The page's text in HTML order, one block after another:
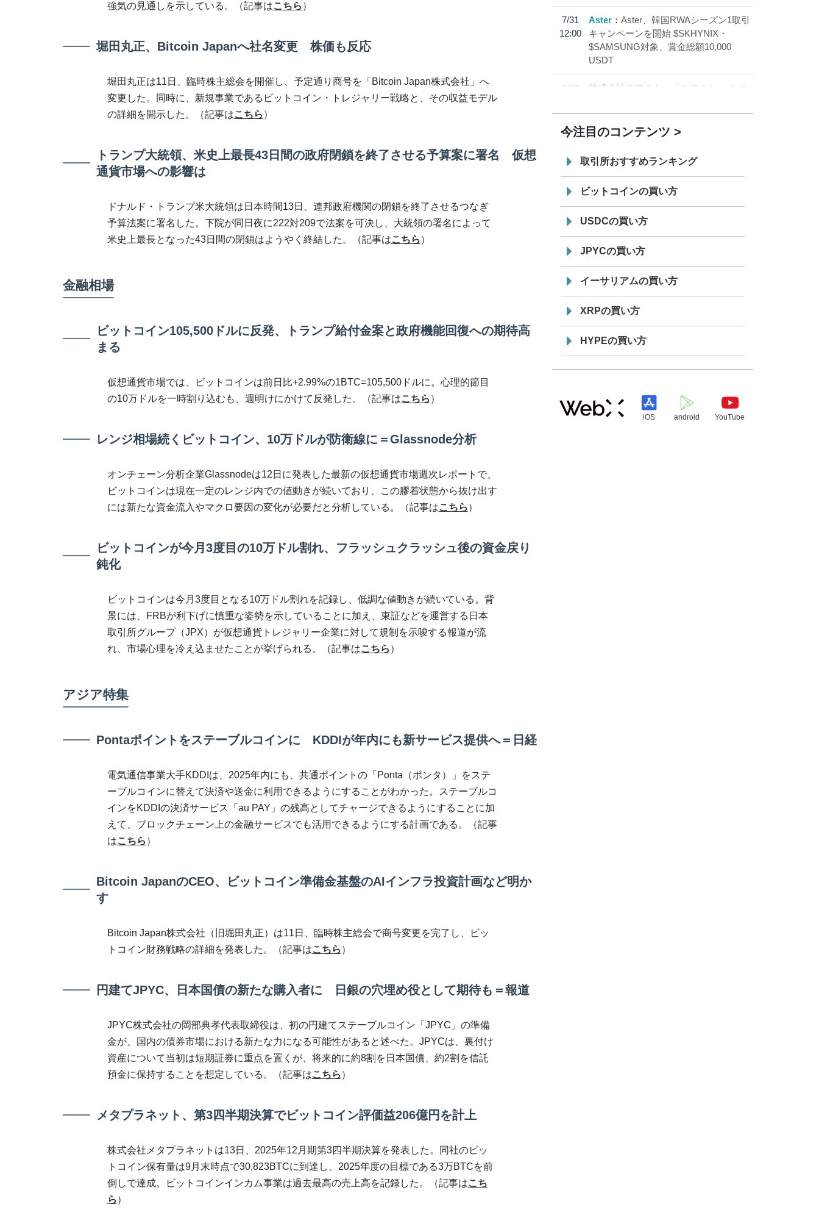
強気の見通しを示している。（記事はこちら ）
堀田丸正、Bitcoin Japanへ社名変更 株価も反応
堀田丸正は11日、臨時株主総会を開催し、予定通り商号を「Bitcoin Japan株式会社」へ
変更した。同時に、新規事業であるビットコイン・トレジャリー戦略と、その収益モデル
の詳細を開示した。（記事はこちら ）
トランプ大統領、米史上最長43日間の政府閉鎖を終了させる予算案に署名 仮想
通貨市場への影響は
ドナルド・トランプ米大統領は日本時間13日、連邦政府機関の閉鎖を終了させるつなぎ
予算法案に署名した。下院が同日夜に222対209で法案を可決し、大統領の署名によって
米史上最長となった43日間の閉鎖はようやく終結した。（記事はこちら ）
金融相場
ビットコイン105,500ドルに反発、トランプ給付金案と政府機能回復への期待高
まる
仮想通貨市場では、ビットコインは前日比+2.99%の1BTC=105,500ドルに。心理的節目
の10万ドルを一時割り込むも、週明けにかけて反発した。（記事はこちら ）
レンジ相場続くビットコイン、10万ドルが防衛線に＝Glassnode分析
オンチェーン分析企業Glassnodeは12日に発表した最新の仮想通貨市場週次レポートで、
ビットコインは現在一定のレンジ内での値動きが続いており、この膠着状態から抜け出す
には新たな資金流入やマクロ要因の変化が必要だと分析している。（記事はこちら ）
ビットコインが今月3度目の10万ドル割れ、フラッシュクラッシュ後の資金戻り
鈍化
ビットコインは今月3度目となる10万ドル割れを記録し、低調な値動きが続いている。背
景には、FRBが利下げに慎重な姿勢を示していることに加え、東証などを運営する日本
取引所グループ（JPX）が仮想通貨トレジャリー企業に対して規制を示唆する報道が流
れ、市場心理を冷え込ませたことが挙げられる。（記事はこちら ）
アジア特集
Pontaポイントをステーブルコインに KDDIが年内にも新サービス提供へ＝日経
電気通信事業大手KDDIは、2025年内にも、共通ポイントの「Ponta（ポンタ）」をステ
ーブルコインに替えて決済や送金に利用できるようにすることがわかった。ステーブルコ
インをKDDIの決済サービス「au PAY」の残高としてチャージできるようにすることに加
えて、ブロックチェーン上の金融サービスでも活用できるようにする計画である。（記事
はこちら ）
Bitcoin JapanのCEO、ビットコイン準備金基盤のAIインフラ投資計画など明か
す
Bitcoin Japan株式会社（旧堀田丸正）は11日、臨時株主総会で商号変更を完了し、ビッ
トコイン財務戦略の詳細を発表した。（記事はこちら ）
円建てJPYC、日本国債の新たな購入者に 日銀の穴埋め役として期待も＝報道
JPYC株式会社の岡部典孝代表取締役は、初の円建てステーブルコイン「JPYC」の準備
金が、国内の債券市場における新たな力になる可能性があると述べた。JPYCは、裏付け
資産について当初は短期証券に重点を置くが、将来的に約8割を日本国債、約2割を信託
預金に保持することを想定している。（記事はこちら ）
メタプラネット、第3四半期決算でビットコイン評価益206億円を計上
株式会社メタプラネットは13日、2025年12月期第3四半期決算を発表した。同社のビッ
トコイン保有量は9月末時点で30,823BTCに到達し、2025年度の目標である3万BTCを前
倒しで達成。ビットコインインカム事業は過去最高の売上高を記録した。（記事はこち
ら ）
7/31
12:00
Aster
Aster、韓国RWAシーズン1取引
キャンペーンを開始 $SKHYNIX・
$SAMSUNG対象、賞金総額10,000
USDT
7/30
株式会社モアクト
「モアクト」 のポ
「 JPYC」を追加
19:30
てステーブルコイン「JPYSC」徹底解
説セミナーを開催
今注目のコンテンツ
取引所おすすめランキング
ビットコインの買い方
USDCの買い方
JPYCの買い方
イーサリアムの買い方
XRPの買い方
HYPEの買い方
iOS android YouTube